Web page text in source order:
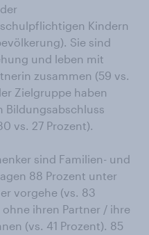
Kindern
Sie sind
und leben mit
zusammen (59 vs.
Zielgruppe haben
Bildungsabschluss
vs. 27 Prozent).
sind Familien- und
88 Prozent unter
vorgehe (vs. 83
ihren Partner / ihre
(vs. 41 Prozent). 85